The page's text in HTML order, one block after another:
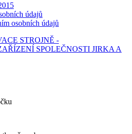
údajů
osobních údajů
STROJNĚ -
SPOLEČNOSTI JIRKA A